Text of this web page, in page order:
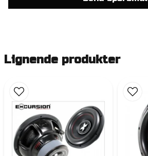
Lignende produkter